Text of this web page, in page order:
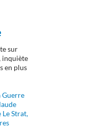
sur
inquiète
en plus
Guerre
Strat,